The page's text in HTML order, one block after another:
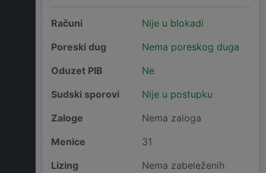
Računi
Nije u blokadi
Poreski dug
Nema poreskog duga
Oduzet PIB
Ne
Sudski sporovi
Nije u postupku
Zaloge
Nema zaloga
Menice
31
Lizing
Nema zabeleženih